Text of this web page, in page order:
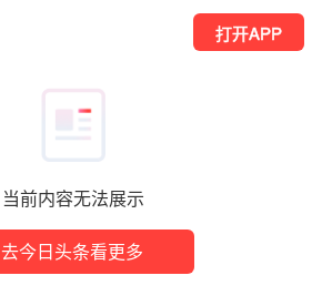
当前内容无法展示
去今日头条看更多
打开APP